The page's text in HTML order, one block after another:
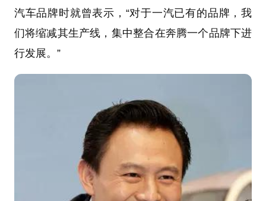
汽车品牌时就曾表示，“对于一汽已有的品牌，我
们将缩减其生产线，集中整合在奔腾一个品牌下进
行发展。”